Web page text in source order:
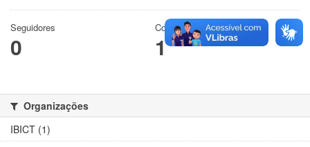
Seguidores
0
Conjuntos de dados
1
Organizações
IBICT (1)